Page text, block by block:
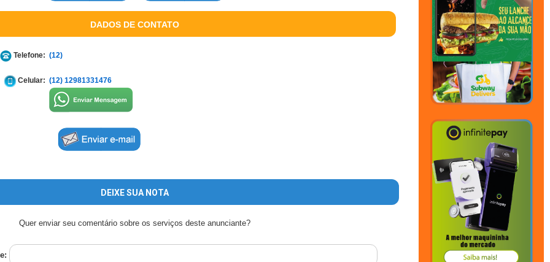
DADOS DE CONTATO
Telefone: (12)
Celular: (12) 12981331476
DEIXE SUA NOTA
Quer enviar seu comentário sobre os serviços deste anunciante?